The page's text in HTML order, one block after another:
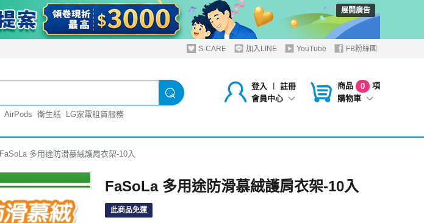
展開廣告
S-CARE 加入LINE YouTube FB粉絲團
登入 ︱
註冊
會員中心
商品 0
項
購物車
AirPods 衛生紙 LG家電租賃服務
FaSoLa 多用途防滑慕絨護肩衣架-10入
FaSoLa 多用途防滑慕絨護肩衣架-10入
此商品免運